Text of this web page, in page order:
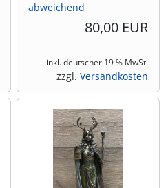
abweichend
80,00 EUR
inkl. deutscher 19 % MwSt.
zzgl. Versandkosten